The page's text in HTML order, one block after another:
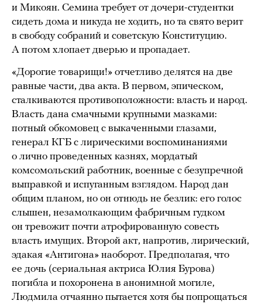
и Микоян. Семина требует от дочери-студентки
сидеть дома и никуда не ходить, но та свято верит
в свободу собраний и советскую Конституцию.
А потом хлопает дверью и пропадает.
«Дорогие товарищи!» отчетливо делятся на две
равные части, два акта. В первом, эпическом,
сталкиваются противоположности: власть и народ.
Власть дана смачными крупными мазками:
потный обкомовец с выкаченными глазами,
генерал КГБ с лирическими воспоминаниями
о лично проведенных казнях, мордатый
комсомольский работник, военные с безупречной
выправкой и испуганным взглядом. Народ дан
общим планом, но он отнюдь не безлик: его голос
слышен, незамолкающим фабричным гудком
он тревожит почти атрофированную совесть
власть имущих. Второй акт, напротив, лирический,
эдакая «Антигона» наоборот. Предполагая, что
ее дочь (сериальная актриса Юлия Бурова)
погибла и похоронена в анонимной могиле,
Людмила отчаянно пытается хотя бы попрощаться